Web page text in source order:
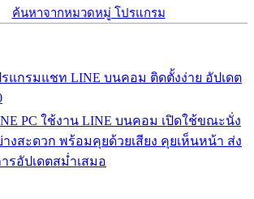
ค้นหาจากหมวดหมู่ โปรแกรม
รแกรมแชท LINE บนคอม ติดตั้งง่าย อัปเดต
PC ใช้งาน LINE บนคอม เปิดใช้ขณะนั่ง
งสะดวก พร้อมคุยด้วยเสียง คุยเห็นหน้า ส่ง
รอัปเดตสม่ำเสมอ